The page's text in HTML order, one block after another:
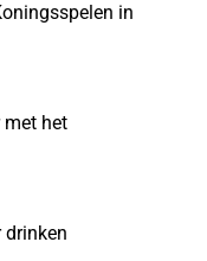
in
met het
drinken